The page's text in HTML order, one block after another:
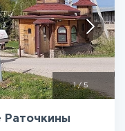
1/ 5
Раточкины